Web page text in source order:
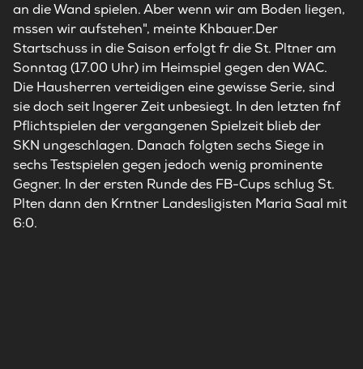
an die Wand spielen. Aber wenn wir am Boden liegen,
mssen wir aufstehen", meinte Khbauer.Der
Startschuss in die Saison erfolgt fr die St. Pltner am
Sonntag (17.00 Uhr) im Heimspiel gegen den WAC.
Die Hausherren verteidigen eine gewisse Serie, sind
sie doch seit lngerer Zeit unbesiegt. In den letzten fnf
Pflichtspielen der vergangenen Spielzeit blieb der
SKN ungeschlagen. Danach folgten sechs Siege in
sechs Testspielen gegen jedoch wenig prominente
Gegner. In der ersten Runde des FB-Cups schlug St.
Plten dann den Krntner Landesligisten Maria Saal mit
6:0.